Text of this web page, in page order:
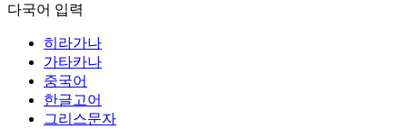
다국어 입력
히라가나
가타카나
중국어
한글고어
그리스문자